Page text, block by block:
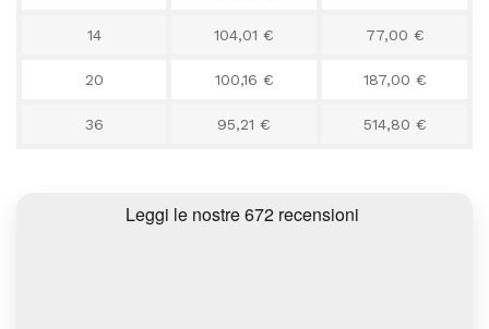
14 104,01 € 77,00 €
20 100,16 € 187,00 €
36 95,21 € 514,80 €